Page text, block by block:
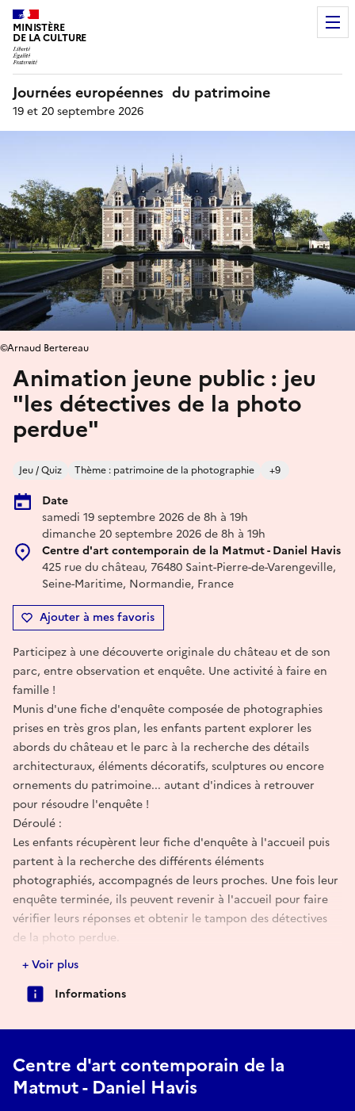
MINISTÈRE
DE LA CULTURE
Journées européennes du patrimoine
19 et 20 septembre 2026
Animation jeune public : jeu
"les détectives de la photo
perdue"
Jeu / Quiz Thème : patrimoine de la photographie +9
Date
samedi 19 septembre 2026 de 8h à 19h
dimanche 20 septembre 2026 de 8h à 19h
Centre d'art contemporain de la Matmut - Daniel Havis
425 rue du château, 76480 Saint-Pierre-de-Varengeville,
Seine-Maritime, Normandie, France
Ajouter à mes favoris
©Arnaud Bertereau
Participez à une découverte originale du château et de son
parc, entre observation et enquête. Une activité à faire en
famille !
Munis d'une fiche d'enquête composée de photographies
prises en très gros plan, les enfants partent explorer les
abords du château et le parc à la recherche des détails
architecturaux, éléments décoratifs, sculptures ou encore
ornements du patrimoine... autant d'indices à retrouver
pour résoudre l'enquête !
Déroulé :
Les enfants récupèrent leur fiche d'enquête à l'accueil puis
partent à la recherche des différents éléments
photographiés, accompagnés de leurs proches. Une fois leur
enquête terminée, ils peuvent revenir à l'accueil pour faire
vérifier leurs réponses et obtenir le tampon des détectives
de la photo perdue.
Adapté aux enfants de 6 à 12 ans.
Le parc est labellisé Tourisme et Handicap pour les quatre
formes de handicap. Pour toutes questions concernant des
contact@matmutpourlesarts.fr
Réserver
+ Voir plus
Informations
Centre d'art contemporain de la
Matmut - Daniel Havis